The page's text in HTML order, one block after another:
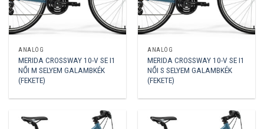
ANALÓG
MERIDA CROSSWAY 10-V SE I1
NŐI M SELYEM GALAMBKÉK
(FEKETE)
ANALÓG
MERIDA CROSSWAY 10-V SE I1
NŐI S SELYEM GALAMBKÉK
(FEKETE)